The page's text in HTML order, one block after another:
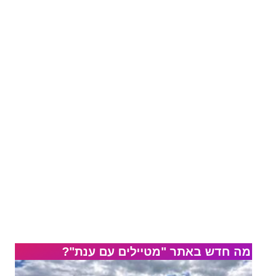
מה חדש באתר "מטיילים עם ענת"?